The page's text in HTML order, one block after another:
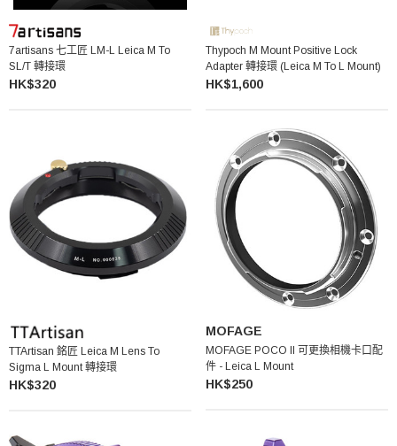
7artisans 七工匠 LM-L Leica M To
SL/T 轉接環
HK$320
Thypoch M Mount Positive Lock
Adapter 轉接環 (Leica M To L Mount)
HK$1,600
TTArtisan 銘匠 Leica M Lens To
Sigma L Mount 轉接環
HK$320
MOFAGE
MOFAGE POCO II 可更換相機卡口配
件 - Leica L Mount
HK$250